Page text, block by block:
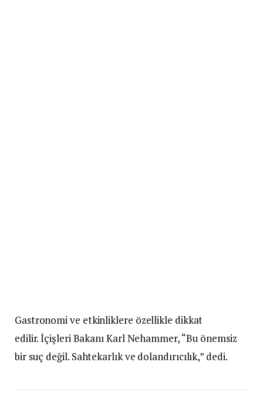
Gastronomi ve etkinliklere özellikle dikkat
edilir. İçişleri Bakanı Karl Nehammer, “Bu önemsiz
bir suç değil. Sahtekarlık ve dolandırıcılık,” dedi.